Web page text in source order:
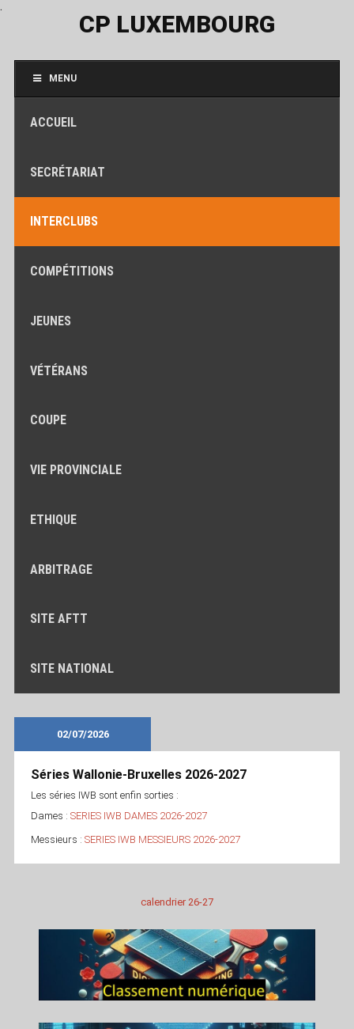
.
CP LUXEMBOURG
MENU
ACCUEIL
SECRÉTARIAT
INTERCLUBS
COMPÉTITIONS
JEUNES
VÉTÉRANS
COUPE
VIE PROVINCIALE
ETHIQUE
ARBITRAGE
SITE AFTT
SITE NATIONAL
02/07/2026
Séries Wallonie-Bruxelles 2026-2027
Les séries IWB sont enfin sorties :
Dames : SERIES IWB DAMES 2026-2027
Messieurs : SERIES IWB MESSIEURS 2026-2027
calendrier 26-27